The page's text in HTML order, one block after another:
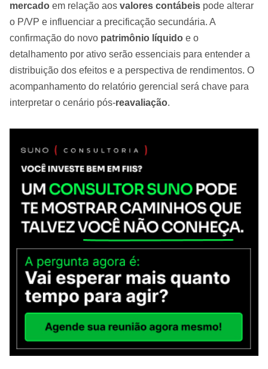
mercado em relação aos valores contábeis pode alterar
o P/VP e influenciar a precificação secundária. A
confirmação do novo patrimônio líquido e o
detalhamento por ativo serão essenciais para entender a
distribuição dos efeitos e a perspectiva de rendimentos. O
acompanhamento do relatório gerencial será chave para
interpretar o cenário pós-reavaliação.